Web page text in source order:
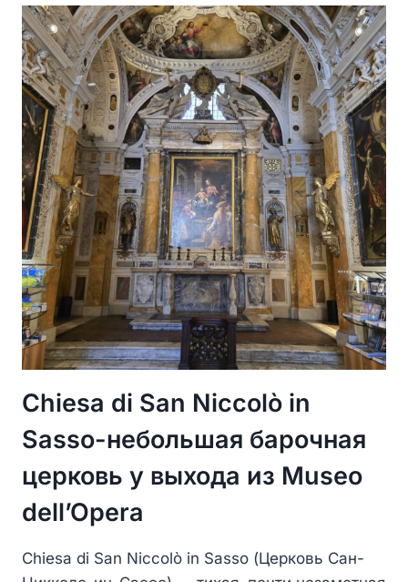
NOTRE-
DAME
D’AMIENS)
—
САМЫЙ
БОЛЬШОЙ
ГОТИЧЕСКИЙ
СОБОР
ФРАНЦИИ
И
ШЕДЕВР
ВЫСОКОЙ
ГОТИКИ
Chiesa di San Niccolò in
Sasso-небольшая барочная
церковь у выхода из Museo
dell’Opera
Chiesa di San Niccolò in Sasso (Церковь Сан-